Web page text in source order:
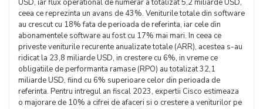
USD, iar flux operational de numerar a totalizat 5,2 miliarde USD,
ceea ce reprezinta un avans de 43%. Veniturile totale din software
au crescut cu 18% fata de perioada de referinta, iar cele din
abonamentele software au fost cu 17% mai mari. In ceea ce
priveste veniturile recurente anualizate totale (ARR), acestea s-au
ridicat la 23,8 miliarde USD, in crestere cu 6%, in vreme ce
obligatiile de performanta ramase (RPO) au totalizat 32,1
miliarde USD, fiind cu 6% superioare celor din perioada de
referinta. Pentru intregul an fiscal 2023, expertii Cisco estimeaza
o majorare de 10% a cifrei de afaceri si o crestere a veniturilor pe